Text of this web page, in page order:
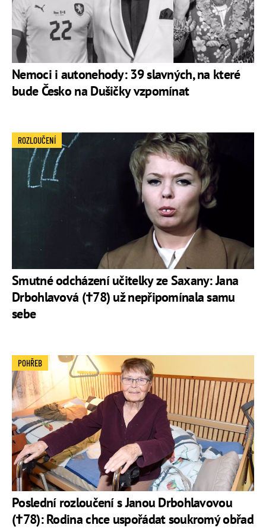
Nemoci i autonehody: 39 slavných, na které
bude Česko na Dušičky vzpomínat
Smutné odcházení učitelky ze Saxany: Jana
Drbohlavová (†78) už nepřipomínala samu
sebe
ROZLOUČENÍ
Poslední rozloučení s Janou Drbohlavovou
(†78): Rodina chce uspořádat soukromý obřad
POHŘEB